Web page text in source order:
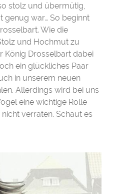
stolz und übermütig,
genug war… So beginnt
Wie die
und Hochmut zu
König Drosselbart dabei
ein glückliches Paar
in unserem neuen
Allerdings wird bei uns
eine wichtige Rolle
verraten. Schaut es